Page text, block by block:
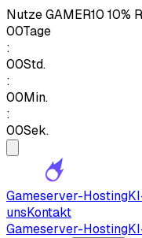
NutzeGAMER10 10%
00Tage
:
00Std.
:
00Min.
:
00Sek.
Gameserver-Hosting
unsKontakt
Gameserver-Hosting